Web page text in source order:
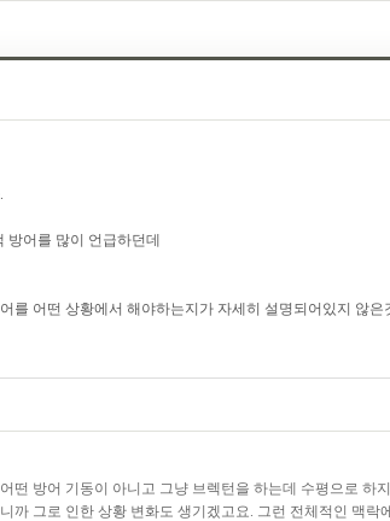
방어를 많이 언급하던데
를 어떤 상황에서 해야하는지가 자세히 설명되어있지 않은
떤 방어 기동이 아니고 그냥 브렉턴을 하는데 수평으로
까 그로 인한 상황 변화도 생기겠고요. 그런 전체적인 맥